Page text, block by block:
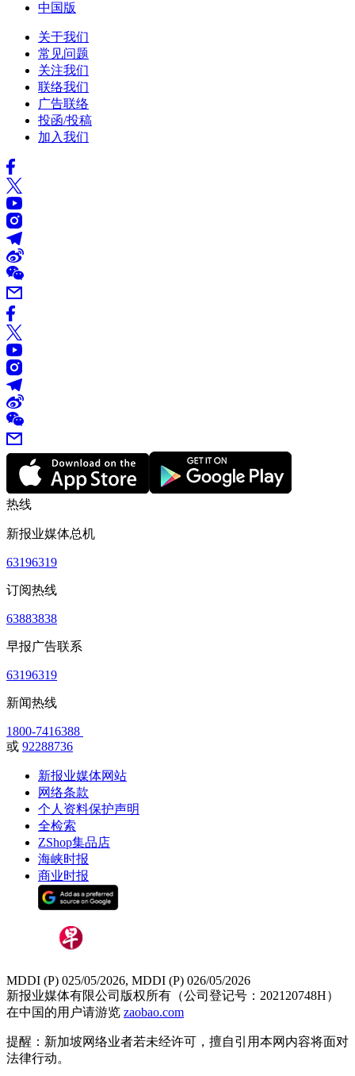
中国版
关于我们
常见问题
关注我们
联络我们
广告联络
投函/投稿
加入我们
热线
新报业媒体总机
63196319
订阅热线
63883838
早报广告联系
63196319
新闻热线
1800-7416388
或 92288736
新报业媒体网站
网络条款
个人资料保护声明
全检索
ZShop集品店
海峡时报
商业时报
MDDI (P) 025/05/2026, MDDI (P) 026/05/2026
新报业媒体有限公司版权所有（公司登记号：202120748H）
在中国的用户请游览 zaobao.com
提醒：新加坡网络业者若未经许可，擅自引用本网内容将面对
法律行动。